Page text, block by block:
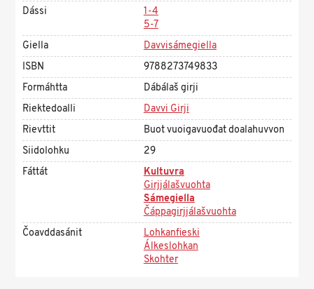
Dássi
1-4
5-7
Giella
Davvisámegiella
ISBN
9788273749833
Formáhtta
Dábálaš girji
Riektedoalli
Davvi Girji
Rievttit
Buot vuoigavuođat doalahuvvon
Siidolohku
29
Fáttát
Kultuvra
Girjjálašvuohta
Sámegiella
Čáppagirjjálašvuohta
Čoavddasánit
Lohkanfieski
Álkeslohkan
Skohter